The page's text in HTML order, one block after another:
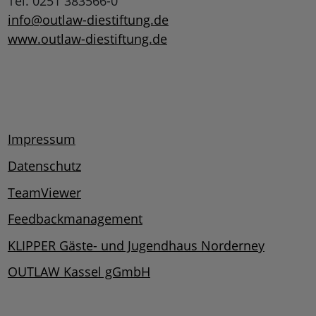
info@outlaw-diestiftung.de
www.outlaw-diestiftung.de
Impressum
Datenschutz
TeamViewer
Feedbackmanagement
KLIPPER Gäste- und Jugendhaus Norderney
OUTLAW Kassel gGmbH